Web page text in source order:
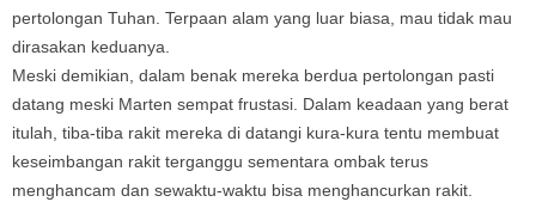
pertolongan Tuhan. Terpaan alam yang luar biasa, mau tidak mau
dirasakan keduanya.
Meski demikian, dalam benak mereka berdua pertolongan pasti
datang meski Marten sempat frustasi. Dalam keadaan yang berat
itulah, tiba-tiba rakit mereka di datangi kura-kura tentu membuat
keseimbangan rakit terganggu sementara ombak terus
menghancam dan sewaktu-waktu bisa menghancurkan rakit.